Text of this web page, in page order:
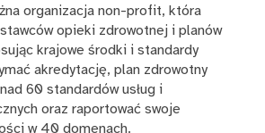
organizacja non-profit, która
opieki zdrowotnej i planów
krajowe środki i standardy
akredytację, plan zdrowotny
60 standardów usług i
oraz raportować swoje
w 40 domenach.